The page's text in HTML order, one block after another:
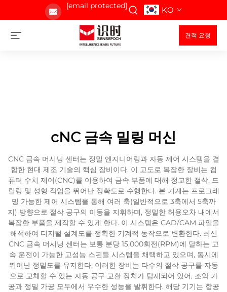
[email protected] KO
견적 요청
cNC 금속 밀링 머신
CNC 금속 머시닝 센터는 정밀 엔지니어링과 자동 제어 시스템을 결
합한 현대 제조 기술의 핵심 장비이다. 이 고도로 복잡한 장비는 컴
퓨터 수치 제어(CNC)를 이용하여 금속 부품에 대해 정교한 절삭, 드
릴링 및 성형 작업을 뛰어난 정확도로 수행한다. 본 기계는 프로그래
밍 가능한 제어 시스템을 통해 여러 축(일반적으로 3축에서 5축까
지) 방향으로 절삭 공구의 이동을 지휘하며, 정밀한 허용오차 내에서
복잡한 부품을 제작할 수 있게 한다. 이 시스템은 CAD/CAM 파일을
해석하여 디지털 설계도를 정확한 기계적 동작으로 변환한다. 최신
CNC 금속 머시닝 센터는 보통 분당 15,000회전(RPM)에 달하는 고
속 운전이 가능한 고성능 스핀들 시스템을 채택하고 있으며, 동시에
뛰어난 정밀도를 유지한다. 이러한 장비는 다수의 절삭 공구를 자동
으로 교체할 수 있는 자동 공구 교환 장치가 탑재되어 있어, 조악 가
공과 정밀 가공 모두에서 우수한 성능을 발휘한다. 해당 기기는 항공